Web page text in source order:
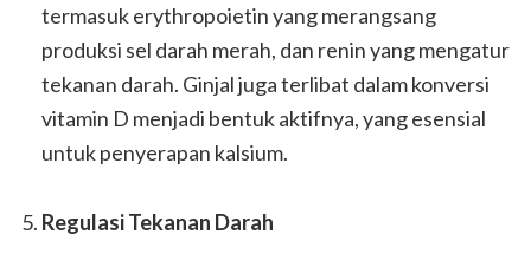
termasuk erythropoietin yang merangsang
produksi sel darah merah, dan renin yang mengatur
tekanan darah. Ginjal juga terlibat dalam konversi
vitamin D menjadi bentuk aktifnya, yang esensial
untuk penyerapan kalsium.
Regulasi Tekanan Darah